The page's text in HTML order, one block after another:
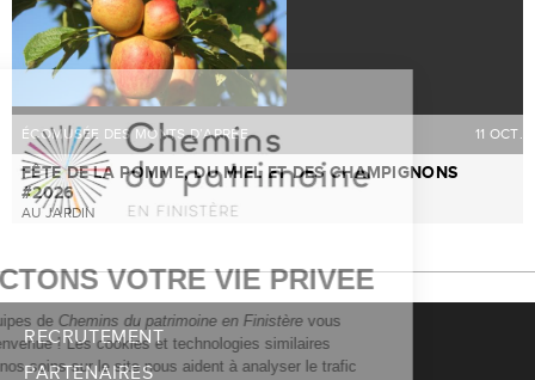
ÉCOMUSÉE DES MONTS D’ARRÉE 11 OCT.
FÊTE DE LA POMME, DU MIEL ET DES CHAMPIGNONS
#2026
AU JARDIN
RECRUTEMENT
PARTENAIRES